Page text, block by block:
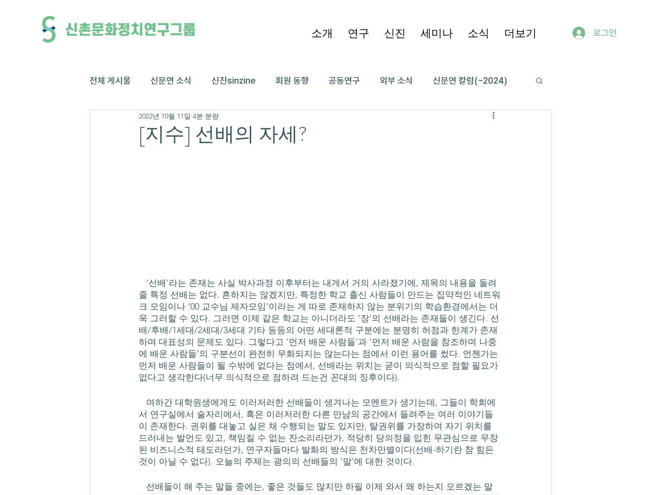
소개 연구 신진 세미나 소식 더보기 로그인
전체 게시물 신문연 소식 신진sinzine 회원 동향 공동연구 외부 소식 신문연 칼럼(~2024)
[지수] 선배의 자세?
2022년 10월 11일 4분 분량
줄 특정 선배는 없다. 흔하지는 않겠지만, 특정한 학교 출신 사람들이 만드는 집약적인 네트워
크 모임이나 ‘00 교수님 제자모임’이라는 게 따로 존재하지 않는 분위기의 학습환경에서는 더
욱 그러할 수 있다. 그러면 이제 같은 학교는 아니더라도 ‘장’의 선배라는 존재들이 생긴다. 선
배/후배/1세대/2세대/3세대 기타 등등의 어떤 세대론적 구분에는 분명히 허점과 한계가 존재
하며 대표성의 문제도 있다. 그렇다고 ‘먼저 배운 사람들’과 ‘먼저 배운 사람을 참조하며 나중
에 배운 사람들’의 구분선이 완전히 무화되지는 않는다는 점에서 이런 용어를 썼다. 언젠가는
먼저 배운 사람들이 될 수밖에 없다는 점에서, 선배라는 위치는 굳이 의식적으로 점할 필요가
없다고 생각한다(너무 의식적으로 점하려 드는건 꼰대의 징후이다).
서 연구실에서 술자리에서, 혹은 이러저러한 다른 만남의 공간에서 들려주는 여러 이야기들
이 존재한다. 권위를 대놓고 실은 채 수행되는 말도 있지만, 탈권위를 가장하여 자기 위치를
드러내는 발언도 있고, 책임질 수 없는 잔소리라던가, 적당히 당의정을 입힌 무관심으로 무장
된 비즈니스적 태도라던가, 연구자들마다 발화의 방식은 천차만별이다(선배-하기란 참 힘든
것이 아닐 수 없다). 오늘의 주제는 광의의 선배들의 ‘말’에 대한 것이다.